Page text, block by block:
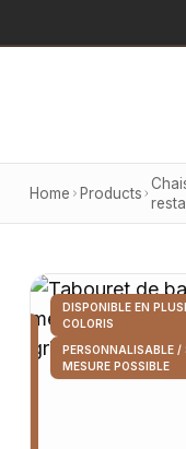
Home Products
DISPONIBLE EN
COLORIS
PERSONNALISABLE /
MESURE POSSIBLE